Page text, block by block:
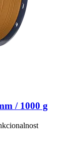
/ 1000 g